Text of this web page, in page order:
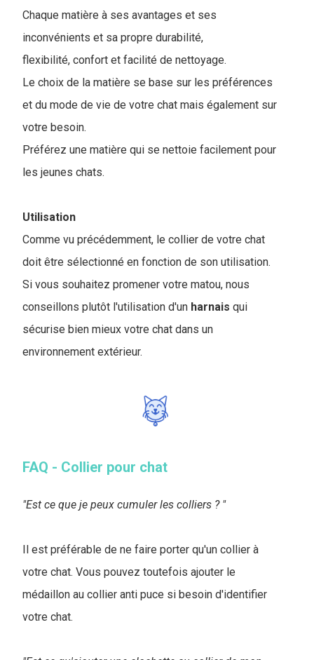
Chaque matière à ses avantages et ses
inconvénients et sa propre durabilité,
flexibilité, confort et facilité de nettoyage.
Le choix de la matière se base sur les préférences
et du mode de vie de votre chat mais également sur
votre besoin.
Préférez une matière qui se nettoie facilement pour
les jeunes chats.
Utilisation
Comme vu précédemment, le collier de votre chat
doit être sélectionné en fonction de son utilisation.
Si vous souhaitez promener votre matou, nous
conseillons plutôt l'utilisation d'un harnais qui
sécurise bien mieux votre chat dans un
environnement extérieur.
FAQ - Collier pour chat
"Est ce que je peux cumuler les colliers ? "
Il est préférable de ne faire porter qu'un collier à
votre chat. Vous pouvez toutefois ajouter le
médaillon au collier anti puce si besoin d'identifier
votre chat.